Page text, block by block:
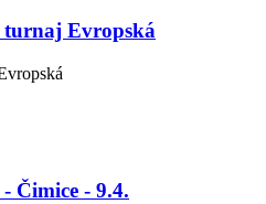
turnaj Evropská
Čimice - 9.4.